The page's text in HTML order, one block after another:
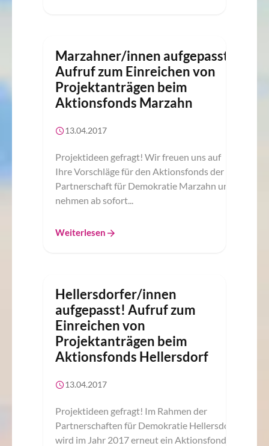
Marzahner/innen aufgepasst!
Aufruf zum Einreichen von
Projektanträgen beim
Aktionsfonds Marzahn
13.04.2017
Projektideen gefragt! Wir freuen uns auf
Ihre Vorschläge für den Aktionsfonds der
Partnerschaft für Demokratie Marzahn und
nehmen ab sofort...
Weiterlesen
Hellersdorfer/innen
aufgepasst! Aufruf zum
Einreichen von
Projektanträgen beim
Aktionsfonds Hellersdorf
13.04.2017
Projektideen gefragt! Im Rahmen der
Partnerschaften für Demokratie Hellersdorf
wird im Jahr 2017 erneut ein Aktionsfonds